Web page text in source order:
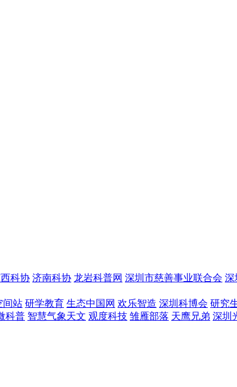
科协 济南科协 龙岩科普网 深圳市慈善事业联合会 深
间站 研学教育 生态中国网 欢乐智造 深圳科博会 研究
科普 智慧气象天文 观度科技 雏雁部落 天鹰兄弟 深圳